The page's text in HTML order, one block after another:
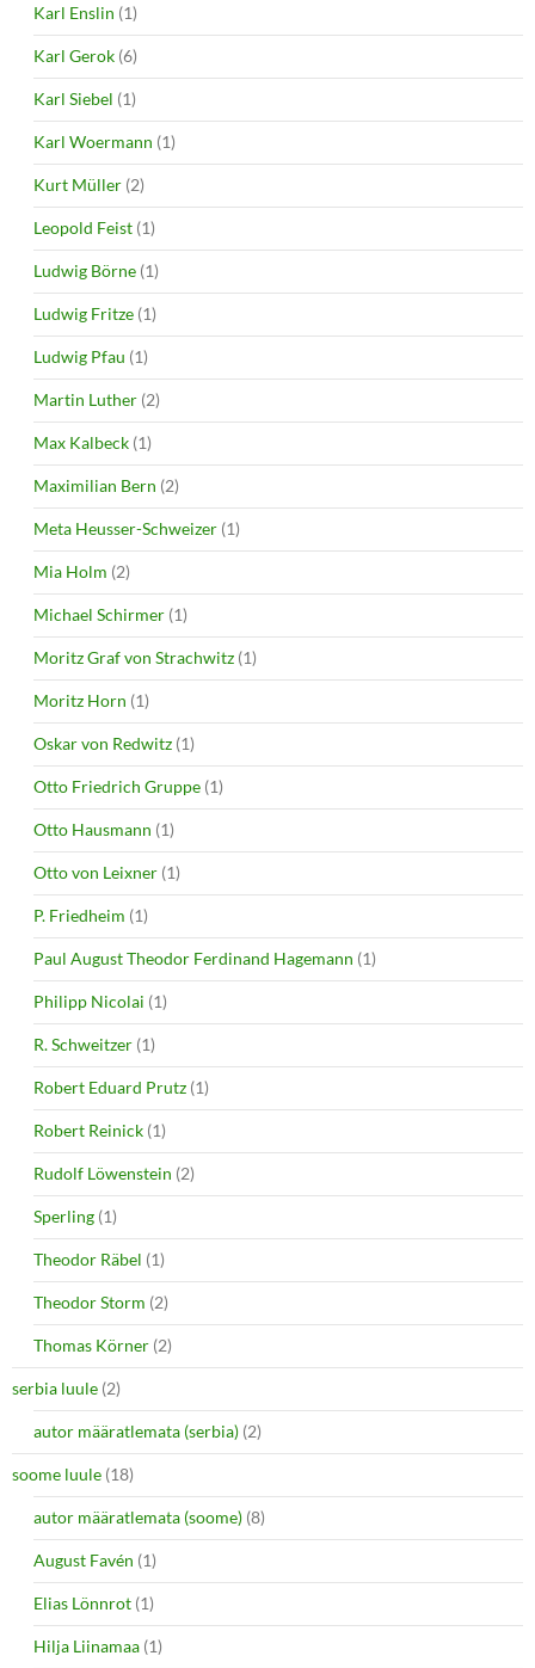
Karl Enslin (1)
Karl Gerok (6)
Karl Siebel (1)
Karl Woermann (1)
Kurt Müller (2)
Leopold Feist (1)
Ludwig Börne (1)
Ludwig Fritze (1)
Ludwig Pfau (1)
Martin Luther (2)
Max Kalbeck (1)
Maximilian Bern (2)
Meta Heusser-Schweizer (1)
Mia Holm (2)
Michael Schirmer (1)
Moritz Graf von Strachwitz (1)
Moritz Horn (1)
Oskar von Redwitz (1)
Otto Friedrich Gruppe (1)
Otto Hausmann (1)
Otto von Leixner (1)
P. Friedheim (1)
Paul August Theodor Ferdinand Hagemann (1)
Philipp Nicolai (1)
R. Schweitzer (1)
Robert Eduard Prutz (1)
Robert Reinick (1)
Rudolf Löwenstein (2)
Sperling (1)
Theodor Räbel (1)
Theodor Storm (2)
Thomas Körner (2)
serbia luule (2)
autor määratlemata (serbia) (2)
soome luule (18)
autor määratlemata (soome) (8)
August Favén (1)
Elias Lönnrot (1)
Hilja Liinamaa (1)